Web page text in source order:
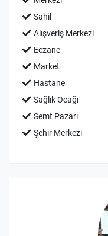
Sahil
Alışveriş Merkezi
Eczane
Market
Hastane
Sağlık Ocağı
Semt Pazarı
Şehir Merkezi